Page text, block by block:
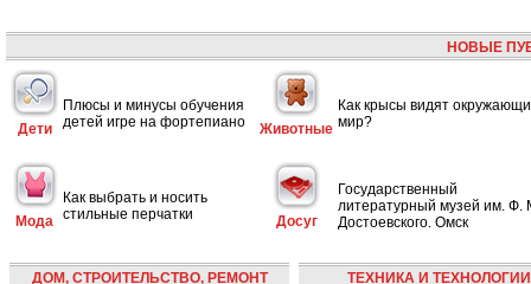
НОВЫЕ
Дети
Плюсы и минусы обучения
детей игре на фортепиано
Животные
Как крысы видят
мир?
Мода
Как выбрать и носить
стильные перчатки
Досуг
Государственный
литературный музей им. Ф.
Достоевского. Омск
ДОМ, СТРОИТЕЛЬСТВО, РЕМОНТ ТЕХНИКА И ТЕХНОЛОГИИ